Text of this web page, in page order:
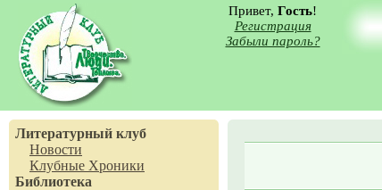
Привет, Гость!
Регистрация
Забыли пароль?
Литературный клуб
Новости
Клубные Хроники
Библиотека